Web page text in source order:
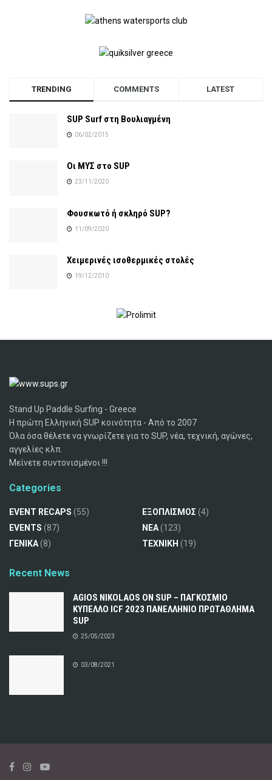
TRENDING COMMENTS LATEST
SUP Surf στη Βουλιαγμένη
06/02/2015
Οι ΜΥΣ στο SUP
23/11/2020
Φουσκωτό ή σκληρό SUP?
11/09/2020
Χειμερινές ισοθερμικές στολές
19/12/2010
Stand Up Paddle Surfing - Greece
Η πρώτη Ελληνική SUP κοινότητα - Από το 2007
Όλα όσα θέλετε να γνωρίζετε για το SUP, νέα, τεχνική, αγώνες,
αγγελίες κλπ.
Μείνετε συντονισμένοι !!!
Categories
EVENT RECAPS (55)
EVENTS (87)
ΓΕΝΙΚΑ(8)
ΕΞΟΠΛΙΣΜΟΣ (4)
ΝΕΑ(123)
ΤΕΧΝΙΚΗ (19)
Recent News
AGIOS NIKOLAOS ON SUP – ΠΑΓΚΟΣΜΙΟ
ΚΥΠΕΛΛΟ ICF 2023 ΠΑΝΕΛΛΗΝΙΟ ΠΡΩΤΑΘΛΗΜΑ
SUP
25/05/2023
03/08/2021